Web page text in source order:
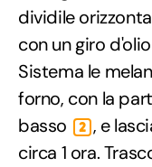
dividile
con un giro
Sistema le
forno, con la
basso
2 , e
circa 1 ora.